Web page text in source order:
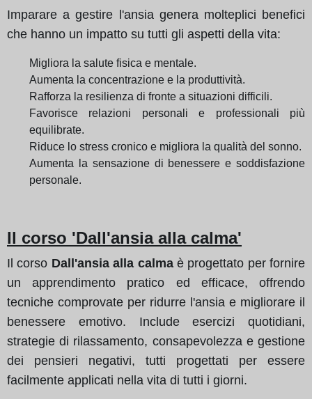
Imparare a gestire l'ansia genera molteplici benefici
che hanno un impatto su tutti gli aspetti della vita:
Migliora la salute fisica e mentale.
Aumenta la concentrazione e la produttività.
Rafforza la resilienza di fronte a situazioni difficili.
Favorisce relazioni personali e professionali più
equilibrate.
Riduce lo stress cronico e migliora la qualità del sonno.
Aumenta la sensazione di benessere e soddisfazione
personale.
Il corso 'Dall'ansia alla calma'
Il corso Dall'ansia alla calmaè progettato per fornire
un apprendimento pratico ed efficace, offrendo
tecniche comprovate per ridurre l'ansia e migliorare il
benessere emotivo. Include esercizi quotidiani,
strategie di rilassamento, consapevolezza e gestione
dei pensieri negativi, tutti progettati per essere
facilmente applicati nella vita di tutti i giorni.